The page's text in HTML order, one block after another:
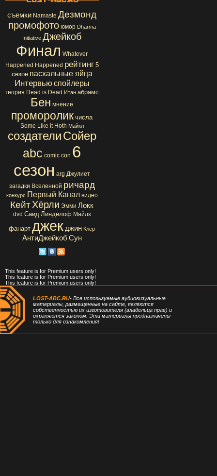
съемки Namaste Дезмонд
промофото юмор Dharma
Initiative Джейкоб
Финал Whatever
Happened Happened рейтинг 5
сезон пасхальные яйца
Интервью спойлеры
теория Dead is Dead Итан абрамс
Бен мнение
проморолик числа
Some Like it Hoth Майкл
создателиСойер
abc comic con 6
сезон arg Джулиет
загадки Вселенной ричард
конкурс Первый Канал видео
КейтХёрли Эмми Локк
dvd Саид Линделоф Майлз
фанарт джек джин Клер
АнтиДжейкоб Сун
This feature is for Premium users only!
This feature is for Premium users only!
This feature is for Premium users only!
LOST-ABC.RU- Все используемые аудиовизуальные
материалы, размещенные на сайте, являются
собственностью их изготовителя (владельца прав) и
охраняются законом. Эти материалы предназначены
только для ознакомления!